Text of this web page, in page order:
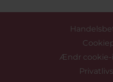
Ændr